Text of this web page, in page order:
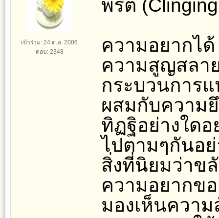
เข้าร่วม: 24 ต.ค. 2006
ตอบ: 2348
พรต
ความอยากไ
ความสูญสลา
กระบวนการ
ผสมกับความ
ทิฏฐิอย่างใด
ไปตามๆกันอย่
สิ่งที่นิยมว่าข
ความอยากข
มองเห็นควา